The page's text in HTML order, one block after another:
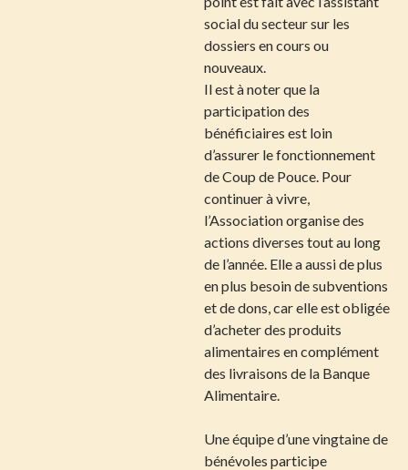
social du secteur sur les
dossiers en cours ou
nouveaux.
Il est à noter que la
participation des
bénéficiaires est loin
d’assurer le fonctionnement
de Coup de Pouce. Pour
continuer à vivre,
l’Association organise des
actions diverses tout au long
de l’année. Elle a aussi de plus
en plus besoin de subventions
et de dons, car elle est obligée
d’acheter des produits
alimentaires en complément
des livraisons de la Banque
Alimentaire.
Une équipe d’une vingtaine de
bénévoles participe